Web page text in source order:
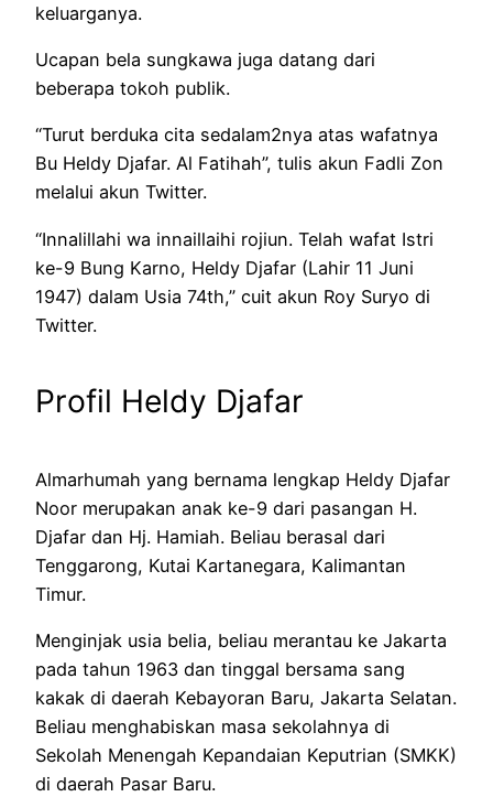
keluarganya.
Ucapan bela sungkawa juga datang dari
beberapa tokoh publik.
“Turut berduka cita sedalam2nya atas wafatnya
Bu Heldy Djafar. Al Fatihah”, tulis akun Fadli Zon
melalui akun Twitter.
“Innalillahi wa innaillaihi rojiun. Telah wafat Istri
ke-9 Bung Karno, Heldy Djafar (Lahir 11 Juni
1947) dalam Usia 74th,” cuit akun Roy Suryo di
Twitter.
Profil Heldy Djafar
Almarhumah yang bernama lengkap Heldy Djafar
Noor merupakan anak ke-9 dari pasangan H.
Djafar dan Hj. Hamiah. Beliau berasal dari
Tenggarong, Kutai Kartanegara, Kalimantan
Timur.
Menginjak usia belia, beliau merantau ke Jakarta
pada tahun 1963 dan tinggal bersama sang
kakak di daerah Kebayoran Baru, Jakarta Selatan.
Beliau menghabiskan masa sekolahnya di
Sekolah Menengah Kepandaian Keputrian (SMKK)
di daerah Pasar Baru.